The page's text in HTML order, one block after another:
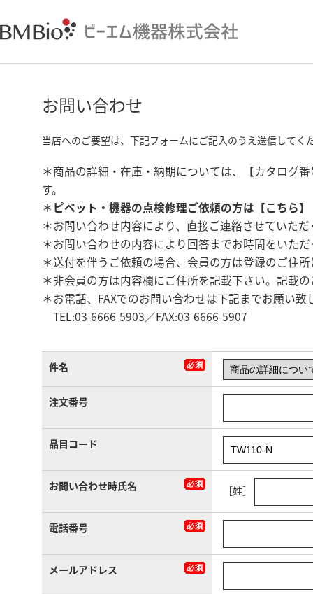
お問い合わせ
当店へのご要望は、下記フォームにご記入のうえ送信してく
＊商品の詳細・在庫・納期については、【カタログ
す。
＊ ピペット・機器の点検修理ご依頼の方は【こちら】
＊お問い合わせ内容により、直接ご連絡させていた
＊お問い合わせの内容により回答までお時間をいた
＊送付を伴うご依頼の場合、会員の方は登録のご住
＊非会員の方は内容欄にご住所を記載下さい。記載
＊お電話、FAXでのお問い合わせは下記までお願い致
TEL:03-6666-5903／FAX:03-6666-5907
件名
注文番号
品目コード
お問い合わせ時氏名 ［姓］
電話番号
メールアドレス